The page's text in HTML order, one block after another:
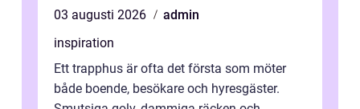
03 augusti 2026
admin
inspiration
Ett trapphus är ofta det första som möter
både boende, besökare och hyresgäster.